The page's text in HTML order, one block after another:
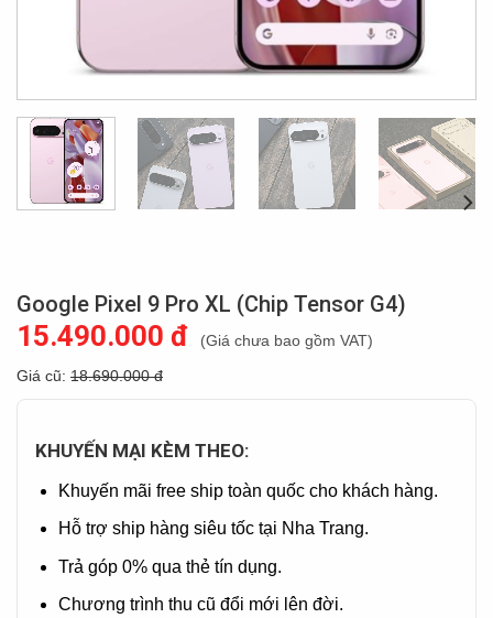
Google Pixel 9 Pro XL (Chip Tensor G4)
15.490.000 đ
(Giá chưa bao gồm VAT)
Giá cũ: 18.690.000 đ
KHUYẾN MẠI KÈM THEO:
Khuyến mãi free ship toàn quốc cho khách hàng.
Hỗ trợ ship hàng siêu tốc tại Nha Trang.
Trả góp 0% qua thẻ tín dụng.
Chương trình thu cũ đổi mới lên đời.